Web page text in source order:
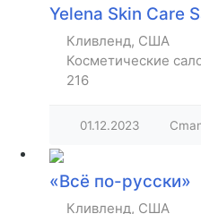
Yelena Skin Care
Кливленд, США
Косметические
216
01.12.2023
«Всё по-русски»
Кливленд, США